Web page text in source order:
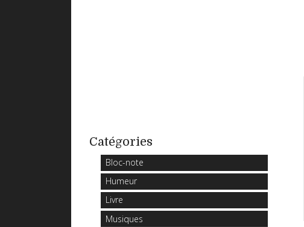
Catégories
Bloc-note
Humeur
Livre
Musiques